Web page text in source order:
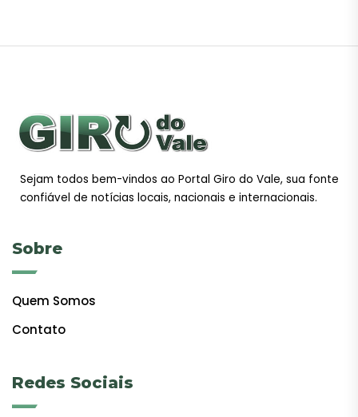
Sejam todos bem-vindos ao Portal Giro do Vale, sua fonte
confiável de notícias locais, nacionais e internacionais.
Sobre
Quem Somos
Contato
Redes Sociais